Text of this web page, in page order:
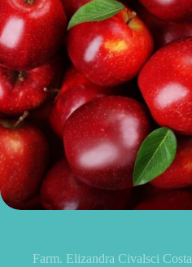
Farm. Elizandra Civalsci Costa